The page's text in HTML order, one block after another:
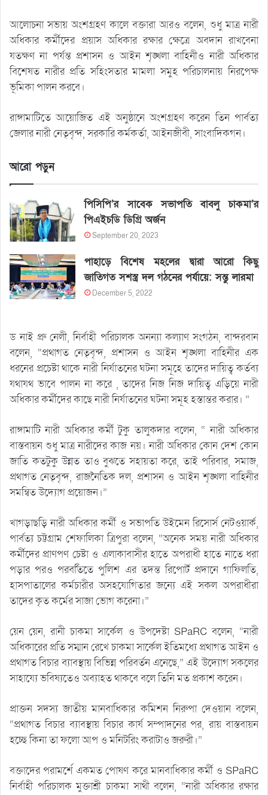
আলোচনা সভায় অংশগ্রহণ কালে বক্তারা আরও বলেন, শুধু মাত্র নারী
অধিকার কর্মীদের প্রয়াস অধিকার রক্ষার ক্ষেত্রে অবদান রাখবেনা
যতক্ষণ না পর্যন্ত প্রশাসন ও আইন শৃঙ্খলা বাহিনীও নারী অধিকার
বিশেষত নারীর প্রতি সহিংসতার মামলা সমুহ পরিচালনায় নিরপেক্ষ
ভূমিকা পালন করবে।
রাঙ্গামাটিতে আয়োজিত এই অনুষ্ঠানে অংশগ্রহণ করেন তিন পার্বত্য
জেলার নারী নেতৃবৃন্দ, সরকারি কর্মকর্তা, আইনজীবী, সাংবাদিকগন।
আরো পড়ুন
পিসিপি’র সাবেক সভাপতি বাবলু চাকমা’র
পিএইচডি ডিগ্রি অর্জন
September 20, 2023
পাহাড়ে বিশেষ মহলের দ্বারা আরো কিছু
জাতিগত সশস্ত্র দল গঠনের পর্যায়ে: সন্তু লারমা
December 5, 2022
ড নাই প্রু নেলী, নির্বাহী পরিচালক অনন্যা কল্যাণ সংগঠন, বান্দরবান
বলেন, “প্রথাগত নেতৃবৃন্দ, প্রশাসন ও আইন শৃঙ্খলা বাহিনীর এক
ধরনের প্রচেষ্টা থাকে নারী নির্যাতনের ঘটনা সমূহে তাদের দায়িত্ব কর্তব্য
যথাযথ ভাবে পালন না করে , তাদের নিজ নিজ দায়িত্ব এড়িয়ে নারী
অধিকার কর্মীদের কাছে নারী নির্যাতনের ঘটনা সমূহ হস্তান্তর করার। ”
রাঙ্গামাটি নারী অধিকার কর্মী টুকু তালুকদার বলেন, “ নারী অধিকার
বাস্তবায়ন শুধু মাত্র নারীদের কাজ নয়। নারী অধিকার কোন দেশ কোন
জাতি কতটুকু উন্নত তাও বুঝতে সহায়তা করে, তাই পরিবার, সমাজ,
প্রথাগত নেতৃবৃন্দ, রাজনৈতিক দল, প্রশাসন ও আইন শৃঙ্খলা বাহিনীর
সমন্বিত উদ্যোগ প্রয়োজন।”
খাগড়াছড়ি নারী অধিকার কর্মী ও সভাপতি উইমেন রিসোর্স নেটওয়ার্ক,
পার্বত্য চট্টগ্রাম শেফালিকা ত্রিপুরা বলেন, “অনেক সময় নারী অধিকার
কর্মীদের প্রাণপণ চেষ্টা ও এলাকাবাসীর হাতে অপরাধী হাতে নাতে ধরা
পড়ার পরও পরবর্তিতে পুলিশ এর তদন্ত রিপোর্ট প্রদানে গাফিলতি,
হাসপাতালের কর্মচারীর অসহযোগিতার জন্যে এই সকল অপরাধীরা
তাদের কৃত কর্মের সাজা ভোগ করেনা।”
য়েন য়েন, রানী চাকমা সার্কেল ও উপদেষ্টা SPaRC বলেন, “নারী
অধিকারের প্রতি সম্মান রেখে চাকমা সার্কেল ইতিমধ্যে প্রথাগত আইন ও
প্রথাগত বিচার ব্যাবস্থায় বিভিন্ন পরিবর্তন এনেছে,” এই উদ্যোগ সকলের
সাহায্যে ভবিষ্যতেও অব্যাহত থাকবে বলে তিনি মত প্রকাশ করেন।
প্রাক্তন সদস্য জাতীয় মানবাধিকার কমিশন নিরুপা দেওয়ান বলেন,
“প্রথাগত বিচার ব্যাবস্থায় বিচার কার্য সম্পাদনের পর, রায় বাস্তবায়ন
হচ্ছে কিনা তা ফলো আপ ও মনিটরিং করাটাও জরুরী।”
বক্তাদের পরামর্শে একমত পোষণ করে মানবাধিকার কর্মী ও SPaRC
নির্বাহী পরিচালক মুক্তাশ্রী চাকমা সাথী বলেন, “নারী অধিকার রক্ষার